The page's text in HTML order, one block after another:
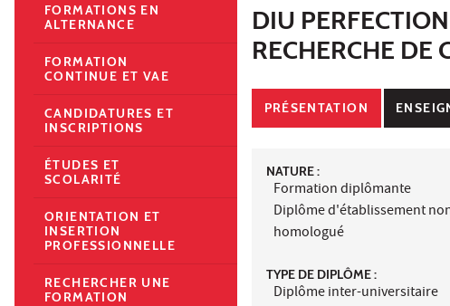
DIU
RECHERCHE DE
PRÉSENTATION
NATURE :
Formation diplômante
Diplôme d'établissement
homologué
TYPE DE DIPLÔME :
Diplôme inter-universitaire
FORMATIONS EN
ALTERNANCE
FORMATION
CONTINUE ET VAE
CANDIDATURES ET
INSCRIPTIONS
ÉTUDES ET
SCOLARITÉ
ORIENTATION ET
INSERTION
PROFESSIONNELLE
RECHERCHER UNE
FORMATION